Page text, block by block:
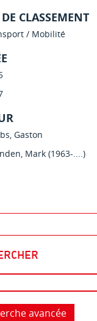
CLASSEMENT
/ Mobilité
Gaston
Mark (1963-....)
avancée